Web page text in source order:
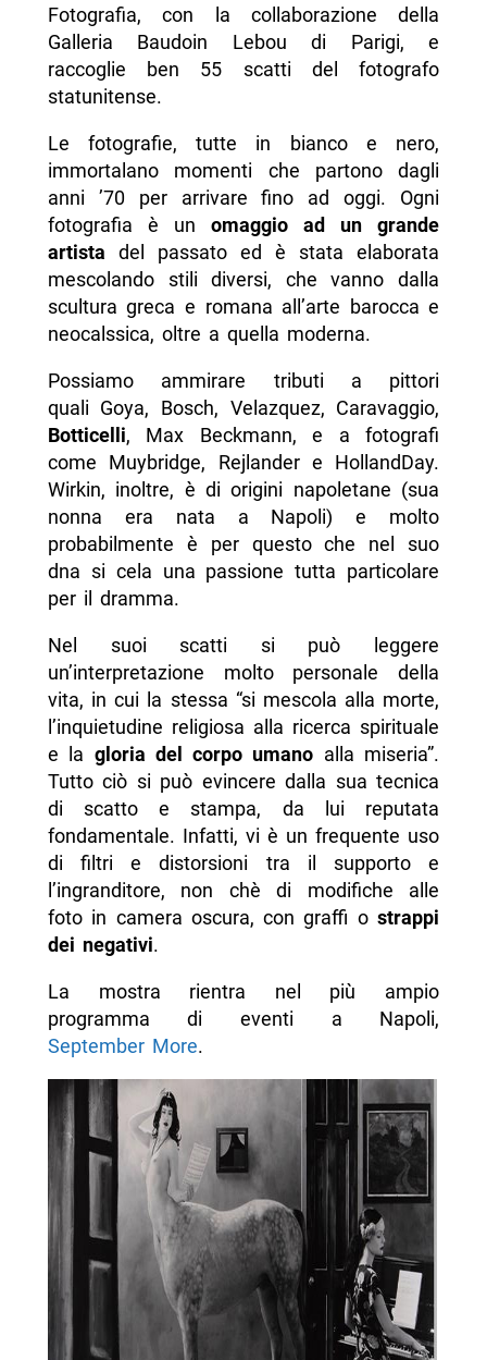
Fotografia, con la collaborazione della
Galleria Baudoin Lebou di Parigi, e
raccoglie ben 55 scatti del fotografo
statunitense.
Le fotografie, tutte in bianco e nero,
immortalano momenti che partono dagli
anni ’70 per arrivare fino ad oggi. Ogni
fotografia è un omaggio ad un grande
artista del passato ed è stata elaborata
mescolando stili diversi, che vanno dalla
scultura greca e romana all’arte barocca e
neocalssica, oltre a quella moderna.
Possiamo ammirare tributi a pittori
quali Goya, Bosch, Velazquez, Caravaggio,
Botticelli, Max Beckmann, e a fotografi
come Muybridge, Rejlander e HollandDay.
Wirkin, inoltre, è di origini napoletane (sua
nonna era nata a Napoli) e molto
probabilmente è per questo che nel suo
dna si cela una passione tutta particolare
per il dramma.
Nel suoi scatti si può leggere
un’interpretazione molto personale della
vita, in cui la stessa “si mescola alla morte,
l’inquietudine religiosa alla ricerca spirituale
e la gloria del corpo umano alla miseria”.
Tutto ciò si può evincere dalla sua tecnica
di scatto e stampa, da lui reputata
fondamentale. Infatti, vi è un frequente uso
di filtri e distorsioni tra il supporto e
l’ingranditore, non chè di modifiche alle
foto in camera oscura, con graffi ostrappi
dei negativi.
La mostra rientra nel più ampio
programma di eventi a Napoli,
September More.